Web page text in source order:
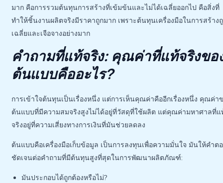
มาก คือการรวมต้นทุนการสร้างที่เข้มข้นและไม่ได้เฉลี่ยออกไป คือสิ่งที่
ทำให้ชิ้นงานผลิตจริงมีราคาถูกมาก เพราะต้นทุนเครื่องมือในการสร้าง
เฉลี่ยและเจือจางอย่างมาก
คำถามที่แท้จริง: คุณค่าที่แท้จริงขอ
ต้นแบบคืออะไร?
การเข้าใจต้นทุนเป็นเรื่องหนึ่ง แต่การเห็นคุณค่าคืออีกเรื่องหนึ่ง คุณค่า
ต้นแบบที่มีความสมจริงสูงไม่ได้อยู่ที่วัสดุที่ใช้ผลิต แต่คุณค่ามหาศาลที่แ
จริงอยู่ที่ความเสี่ยงทางการเงินที่มันช่วยลดลง
ต้นแบบคือเครื่องมือเก็บข้อมูล เป็นการลงทุนเพื่อความมั่นใจ มันให้คำต
ชัดเจนต่อคำถามที่มีต้นทุนสูงที่สุดในการพัฒนาผลิตภัณฑ์:
มันประกอบได้ถูกต้องหรือไม่?